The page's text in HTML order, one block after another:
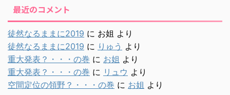
最近のコメント
徒然なるままに2019 に お姐 より
徒然なるままに2019 に りゅう より
重大発表？・・・の巻 に お姐 より
重大発表？・・・の巻 に リュウ より
空間定位の領野？・・・の巻 に お姐 より